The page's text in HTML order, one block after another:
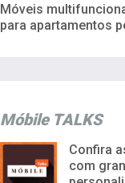
Móveis
para apartamentos
Móbile TALKS
Confira
com